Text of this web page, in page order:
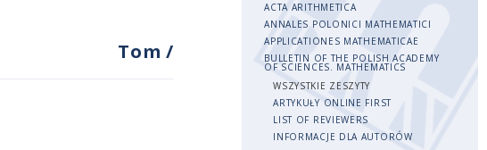
Tom/
ACTA ARITHMETICA
ANNALES POLONICI MATHEMATICI
APPLICATIONES MATHEMATICAE
BULLETIN OF THE POLISH ACADEMY
OF SCIENCES. MATHEMATICS
WSZYSTKIE ZESZYTY
ARTYKUŁY ONLINE FIRST
LIST OF REVIEWERS
INFORMACJE DLA AUTORÓW